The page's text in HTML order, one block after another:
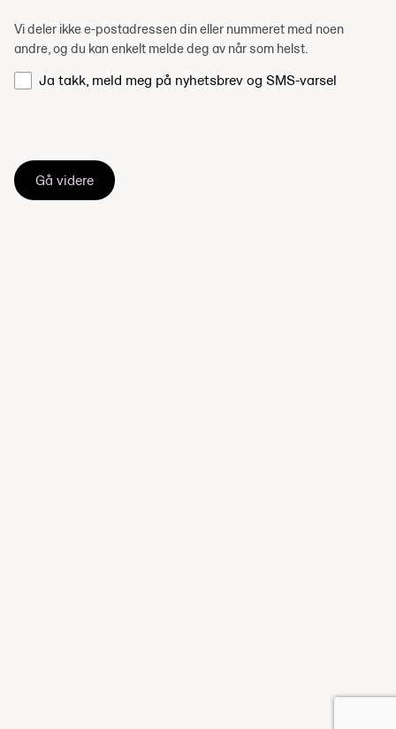
Vi deler ikke e-postadressen din eller nummeret med noen
andre, og du kan enkelt melde deg av når som helst.
Ja takk, meld meg på nyhetsbrev og SMS-varsel
Gå videre